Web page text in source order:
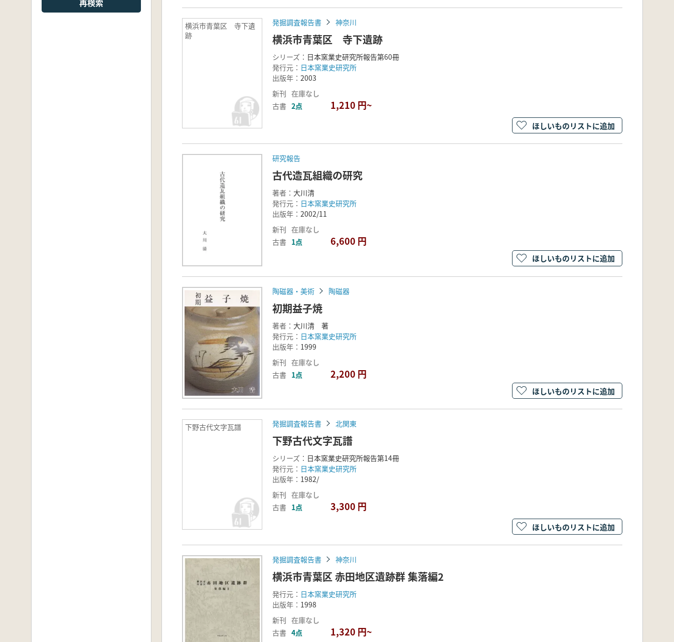
再検索
横浜市青葉区 寺下遺
跡
発掘調査報告書 神奈川
横浜市青葉区 寺下遺跡
シリーズ： 日本窯業史研究所報告第60冊
発行元： 日本窯業史研究所
出版年： 2003
新刊 在庫なし
古書 2点 1,210 円~
ほしいものリストに追加
研究報告
古代造瓦組織の研究
著者： 大川清
発行元： 日本窯業史研究所
出版年： 2002/11
新刊 在庫なし
古書 1点 6,600 円
ほしいものリストに追加
陶磁器・美術 陶磁器
初期益子焼
著者： 大川清 著
発行元： 日本窯業史研究所
出版年： 1999
新刊 在庫なし
古書 1点 2,200 円
ほしいものリストに追加
下野古代文字瓦譜 発掘調査報告書 北関東
下野古代文字瓦譜
シリーズ： 日本窯業史研究所報告第14冊
発行元： 日本窯業史研究所
出版年： 1982/
新刊 在庫なし
古書 1点 3,300 円
ほしいものリストに追加
発掘調査報告書 神奈川
横浜市青葉区 赤田地区遺跡群 集落編2
発行元： 日本窯業史研究所
出版年： 1998
新刊 在庫なし
古書 4点 1,320 円~